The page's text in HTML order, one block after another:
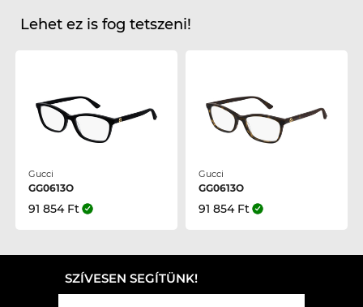
Lehet ez is fog tetszeni!
Gucci
GG0613O
91 854 Ft
Gucci
GG0613O
91 854 Ft
SZÍVESEN SEGÍTÜNK!